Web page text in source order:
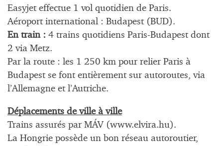
Easyjet effectue 1 vol quotidien de Paris.
Aéroport international : Budapest (BUD).
En train : 4 trains quotidiens Paris-Budapest dont
2 via Metz.
Par la route : les 1 250 km pour relier Paris à
Budapest se font entièrement sur autoroutes, via
l’Allemagne et l’Autriche.
Déplacements de ville à ville
Trains assurés par MÁV (www.elvira.hu).
La Hongrie possède un bon réseau autoroutier,